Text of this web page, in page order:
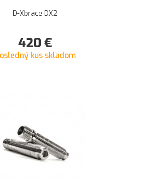
D-Xbrace DX2
420 €
kus skladom